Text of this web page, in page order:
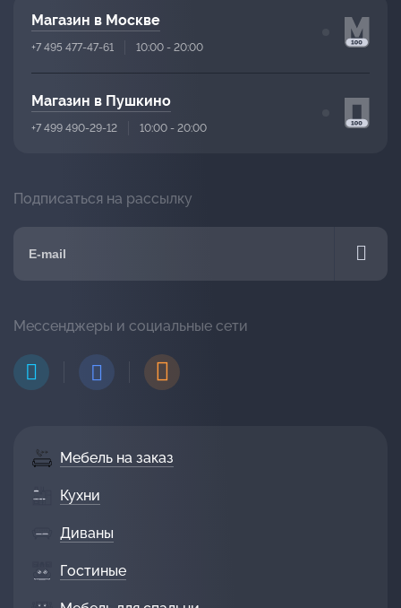
Мебель на заказ
Кухни
Диваны
Гостиные
Магазин в Москве
+7 495 477-47-61 10:00 - 20:00
Магазин в Пушкино
+7 499 490-29-12 10:00 - 20:00
Подписаться на рассылку
Мессенджеры и социальные сети